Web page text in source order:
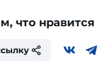
что нравится